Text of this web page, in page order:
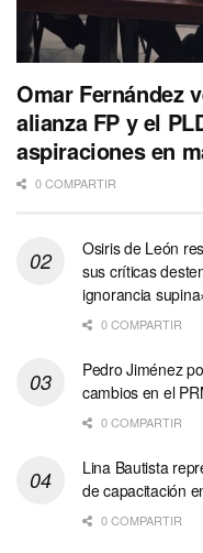
Omar Fernández
alianza FP y el
aspiraciones en
0 COMPARTIR
Osiris de León
sus críticas
ignorancia
0 COMPARTIR
Pedro Jiménez
cambios en el
0 COMPARTIR
Lina Bautista
de capacitación
0 COMPARTIR